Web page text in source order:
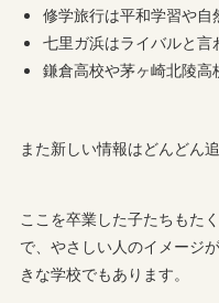
修学旅行は平和学習や自
七里ガ浜はライバルと
鎌倉高校や茅ヶ崎北陵
また新しい情報はどんどん
ここを卒業した子たちもた
で、やさしい人のイメージ
きな学校でもあります。